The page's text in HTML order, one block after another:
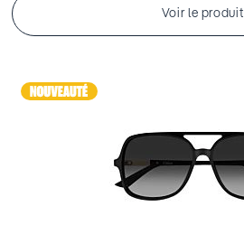
Voir le produit